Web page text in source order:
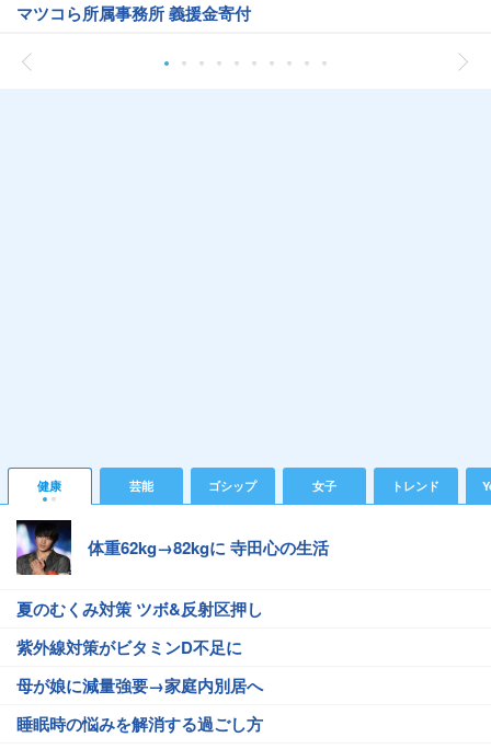
マツコら所属事務所 義援金寄付
健康 芸能 ゴシップ 女子 トレンド
体重62kg→82kgに 寺田心の生活
夏のむくみ対策 ツボ&反射区押し
紫外線対策がビタミンD不足に
母が娘に減量強要→家庭内別居へ
睡眠時の悩みを解消する過ごし方